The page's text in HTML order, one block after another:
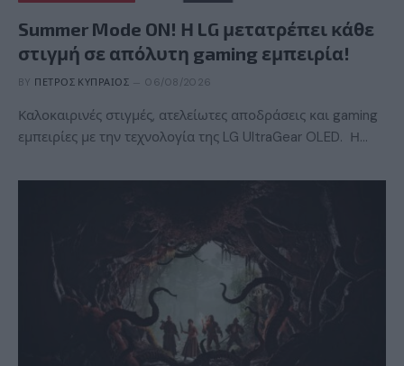
Summer Mode ON! Η LG μετατρέπει κάθε
στιγμή σε απόλυτη gaming εμπειρία!
BY ΠΈΤΡΟΣ ΚΥΠΡΑΊΟΣ 06/08/2026
Καλοκαιρινές στιγμές, ατελείωτες αποδράσεις και gaming
εμπειρίες με την τεχνολογία της LG UltraGear OLED. Η…